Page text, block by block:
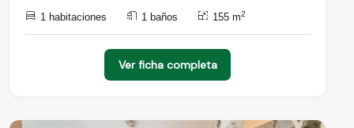
1 habitaciones 1 baños 155 m2
Ver ficha completa